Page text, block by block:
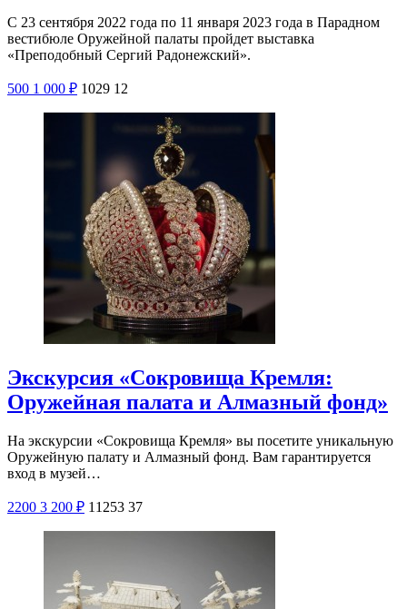
С 23 сентября 2022 года по 11 января 2023 года в Парадном
вестибюле Оружейной палаты пройдет выставка
«Преподобный Сергий Радонежский».
500 1 000 ₽ 1029 12
Экскурсия «Сокровища Кремля:
Оружейная палата и Алмазный фонд»
На экскурсии «Сокровища Кремля» вы посетите уникальную
Оружейную палату и Алмазный фонд. Вам гарантируется
вход в музей…
2200 3 200 ₽ 11253 37